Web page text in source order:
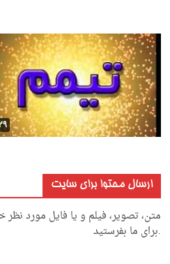
ارسال محتوا برای سایت
متن، تصویر، فیلم و یا فایل مورد نظر
.برای ما بفرستید